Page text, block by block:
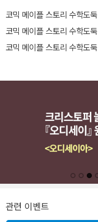
코믹 메이플 스토리 수학도
코믹 메이플 스토리 수학도
코믹 메이플 스토리 수학도
관련 이벤트